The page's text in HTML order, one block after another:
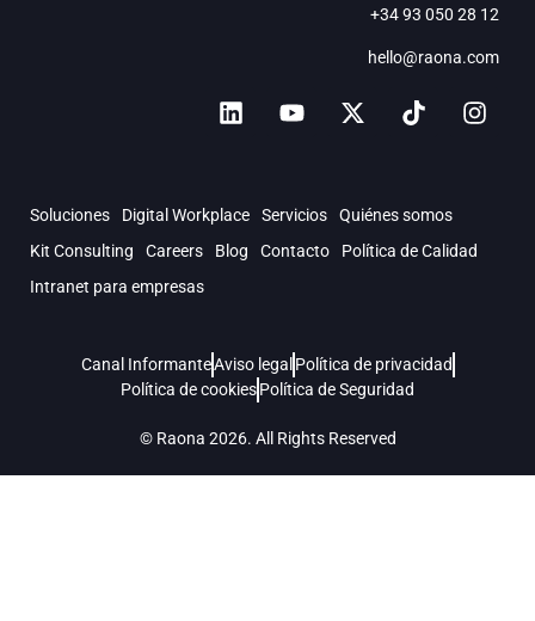
+34 93 050 28 12
hello@raona.com
Soluciones Digital Workplace Servicios
Quiénes somos
Kit Consulting
Careers Blog Contacto
Política de Calidad
Intranet para empresas
© Raona 2026. All Rights Reserved
Canal InformanteAviso legal Política de privacidad
Política de cookiesPolítica de Seguridad